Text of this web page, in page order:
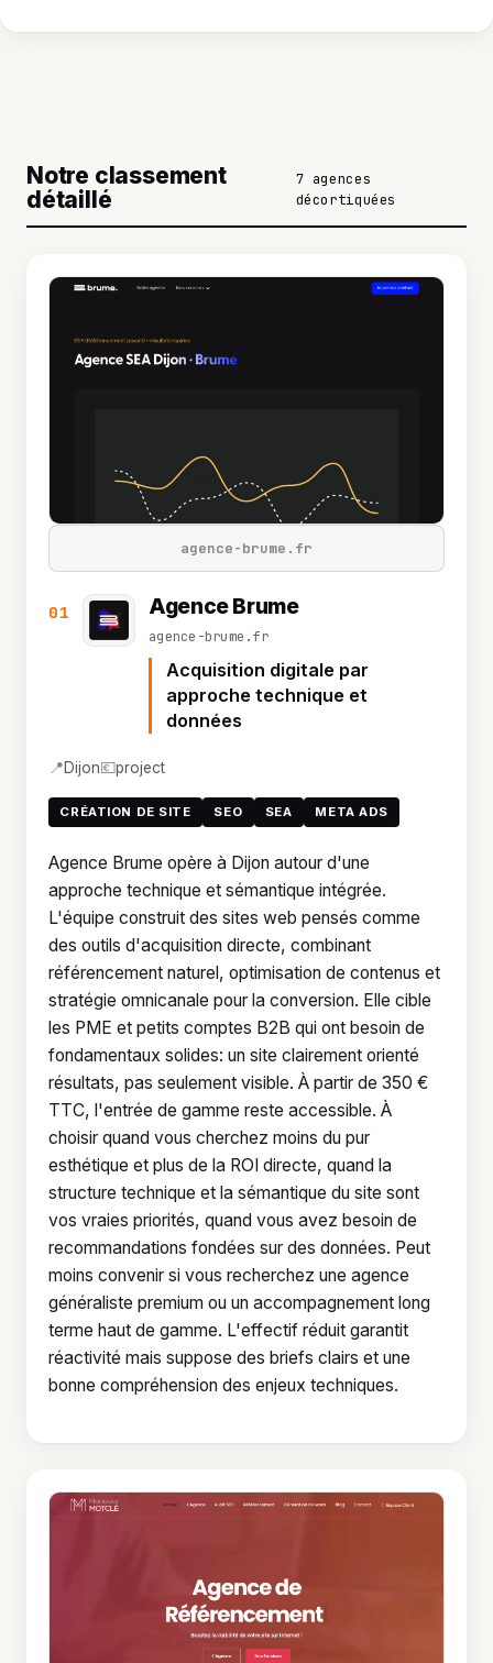
Notre classement
détaillé
7 agences
décortiquées
01 Agence Brume
agence-brume.fr
Acquisition digitale par
approche technique et
données
📍Dijon💶project
CRÉATION DE SITE SEO SEA META ADS
Agence Brume opère à Dijon autour d'une
approche technique et sémantique intégrée.
L'équipe construit des sites web pensés comme
des outils d'acquisition directe, combinant
référencement naturel, optimisation de contenus et
stratégie omnicanale pour la conversion. Elle cible
les PME et petits comptes B2B qui ont besoin de
fondamentaux solides: un site clairement orienté
résultats, pas seulement visible. À partir de 350 €
TTC, l'entrée de gamme reste accessible. À
choisir quand vous cherchez moins du pur
esthétique et plus de la ROI directe, quand la
structure technique et la sémantique du site sont
vos vraies priorités, quand vous avez besoin de
recommandations fondées sur des données. Peut
moins convenir si vous recherchez une agence
généraliste premium ou un accompagnement long
terme haut de gamme. L'effectif réduit garantit
réactivité mais suppose des briefs clairs et une
bonne compréhension des enjeux techniques.
agence-brume.fr